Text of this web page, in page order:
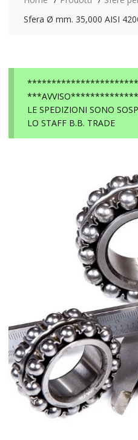
Sfera Ø mm. 35,000 AISI
***********************
LE SPEDIZIONI SONO
LO STAFF B.B. TRADE